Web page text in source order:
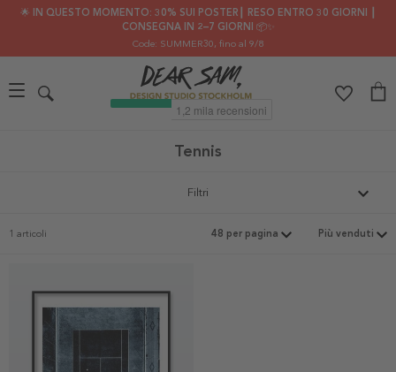
🌟 IN QUESTO MOMENTO: 30% SUI POSTER┃ RESO ENTRO 30 GIORNI ┃
CONSEGNA IN 2–7 GIORNI 📦✨
Code: SUMMER30, fino al 9/8
Tennis
Filtri
1 articoli